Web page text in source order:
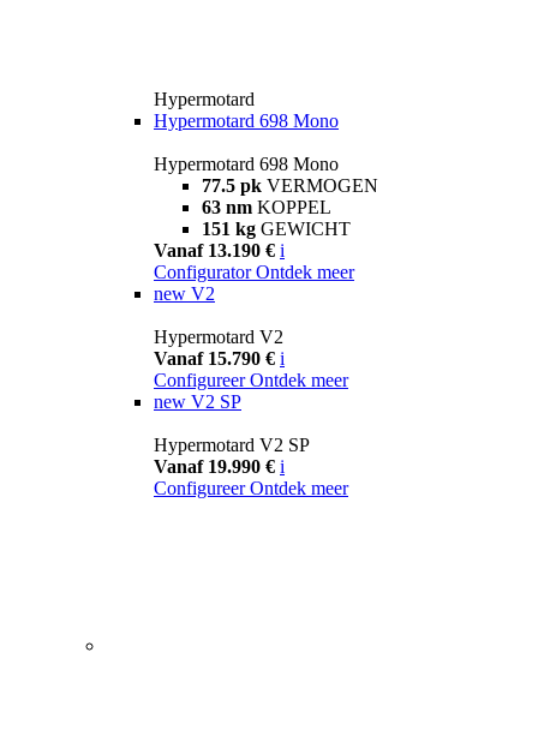
Hypermotard
Hypermotard 698 Mono
Hypermotard 698 Mono
77.5 pk VERMOGEN
63 nm KOPPEL
151 kg GEWICHT
Vanaf 13.190 € i
Configurator Ontdek meer
new V2
Hypermotard V2
Vanaf 15.790 € i
Configureer Ontdek meer
new V2 SP
Hypermotard V2 SP
Vanaf 19.990 € i
Configureer Ontdek meer